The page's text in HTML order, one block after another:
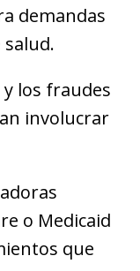
demandas
los fraudes
involucrar
o Medicaid
que